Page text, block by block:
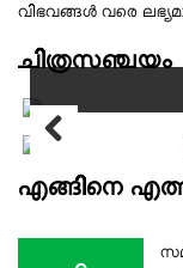
വിഭവങ്ങൾ വരെ
ചിത്രസഞ്ചയം
എങ്ങിനെ